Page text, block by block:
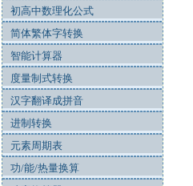
初高中数理化公式
简体繁体字转换
智能计算器
度量制式转换
汉字翻译成拼音
进制转换
元素周期表
功/能/热量换算